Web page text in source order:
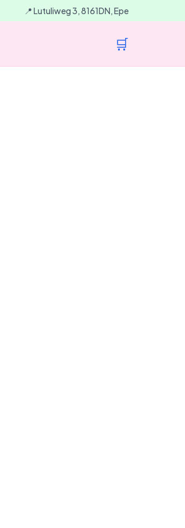
📍 Lutuliweg 3, 8161DN, Epe
🛒